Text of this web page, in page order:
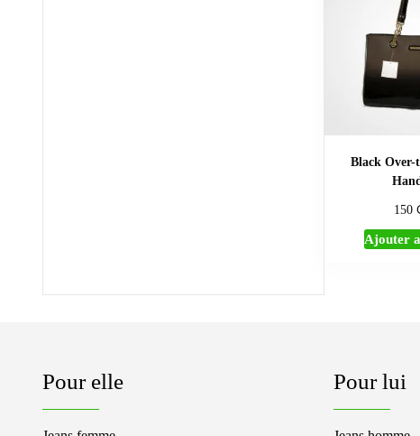
Black Over-
150
Ajouter
Pour elle Pour lui